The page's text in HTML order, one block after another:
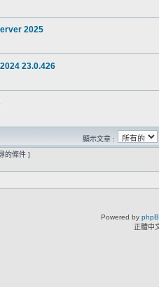
2025
23.0.426
顯示文章 :
的條件 ]
Powered by
正體中